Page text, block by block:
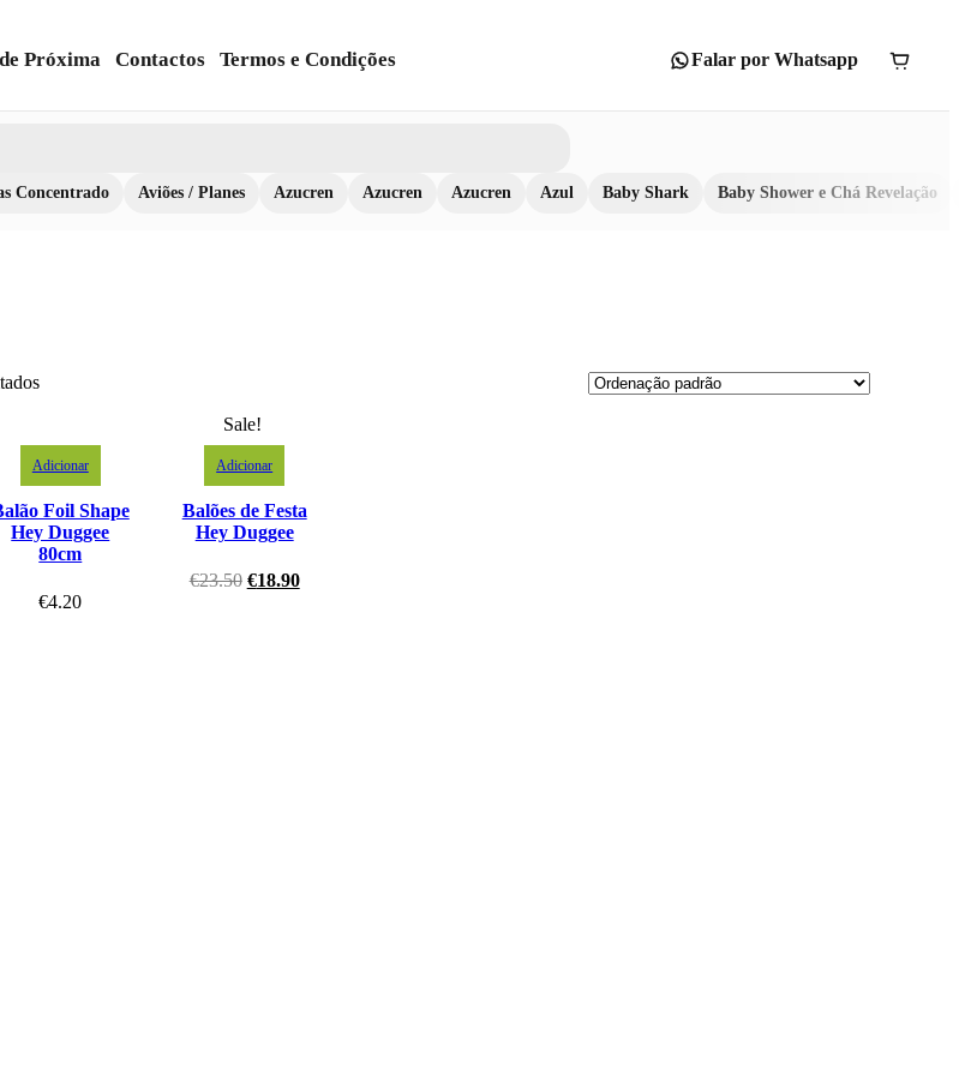
Próxima Contactos Termos e Condições Falar por Whatsapp
Concentrado Aviões / Planes Azucren Azucren Azucren Azul Baby Shark Baby Shower e Chá Revelação
Adicionar
Foil Shape
Hey Duggee
80cm
€4.20
Sale!
Adicionar
Balões de Festa
Hey Duggee
€23.50 €18.90